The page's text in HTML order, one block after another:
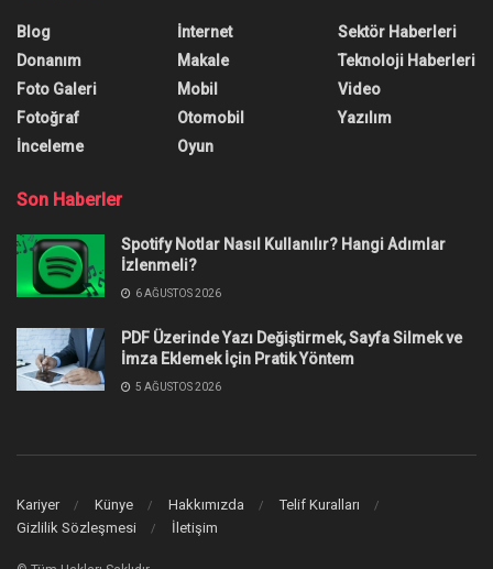
Blog
Donanım
Foto Galeri
Fotoğraf
İnceleme
İnternet
Makale
Mobil
Otomobil
Oyun
Sektör Haberleri
Teknoloji Haberleri
Video
Yazılım
Son Haberler
Spotify Notlar Nasıl Kullanılır? Hangi Adımlar
İzlenmeli?
6 AĞUSTOS 2026
PDF Üzerinde Yazı Değiştirmek, Sayfa Silmek ve
İmza Eklemek İçin Pratik Yöntem
5 AĞUSTOS 2026
Kariyer Künye Hakkımızda
Telif Kuralları
Gizlilik Sözleşmesi
İletişim